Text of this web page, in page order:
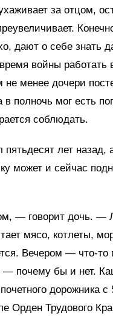
за отцом,
дают о себе знать
войны работать
менее дочери
в полночь мог есть
соблюдать.
лет назад,
может и сейчас
— говорит дочь. —
мясо, котлеты,
Вечером — что-то
— почему бы и нет.
дорожника с
Орден Трудового